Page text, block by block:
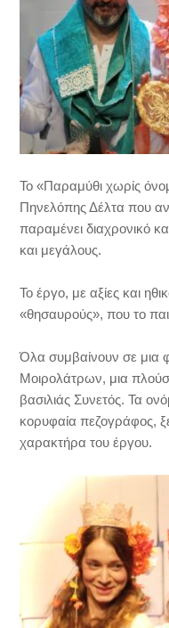
Το «Παραμύθι χωρίς
Πηνελόπης Δέλτα που
παραμένει διαχρονικό
και μεγάλους.
Το έργο, με αξίες και
«θησαυρούς», που το
Όλα συμβαίνουν σε μια
Μοιρολάτρων, μια
βασιλιάς Συνετός. Τα
κορυφαία πεζογράφος,
χαρακτήρα του έργου.